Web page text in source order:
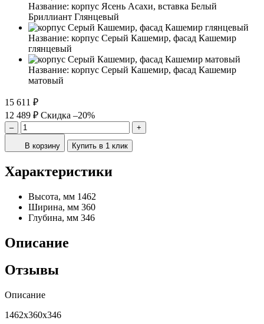
Название: корпус Ясень Асахи, вставка Белый
Бриллиант Глянцевый
Название: корпус Серый Кашемир, фасад Кашемир
глянцевый
Название: корпус Серый Кашемир, фасад Кашемир
матовый
15 611 ₽
12 489 ₽ Скидка –20%
– +
В корзину Купить в 1 клик
Характеристики
Высота, мм 1462
Ширина, мм 360
Глубина, мм 346
Описание
Отзывы
Описание
1462х360х346